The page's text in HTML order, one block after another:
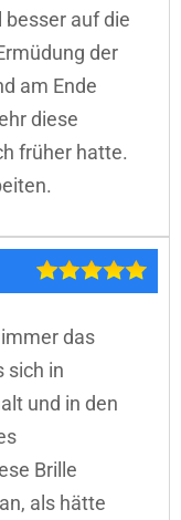
auf die
der
am Ende
diese
früher hatte.
das
sich in
und in den
Brille
als hätte